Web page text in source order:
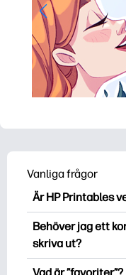
Vanliga frågor
Är HP Printables
HP Printables
utskriftsmaterial
roliga
Behöver jag ett
skriva ut?
Du kan utforska